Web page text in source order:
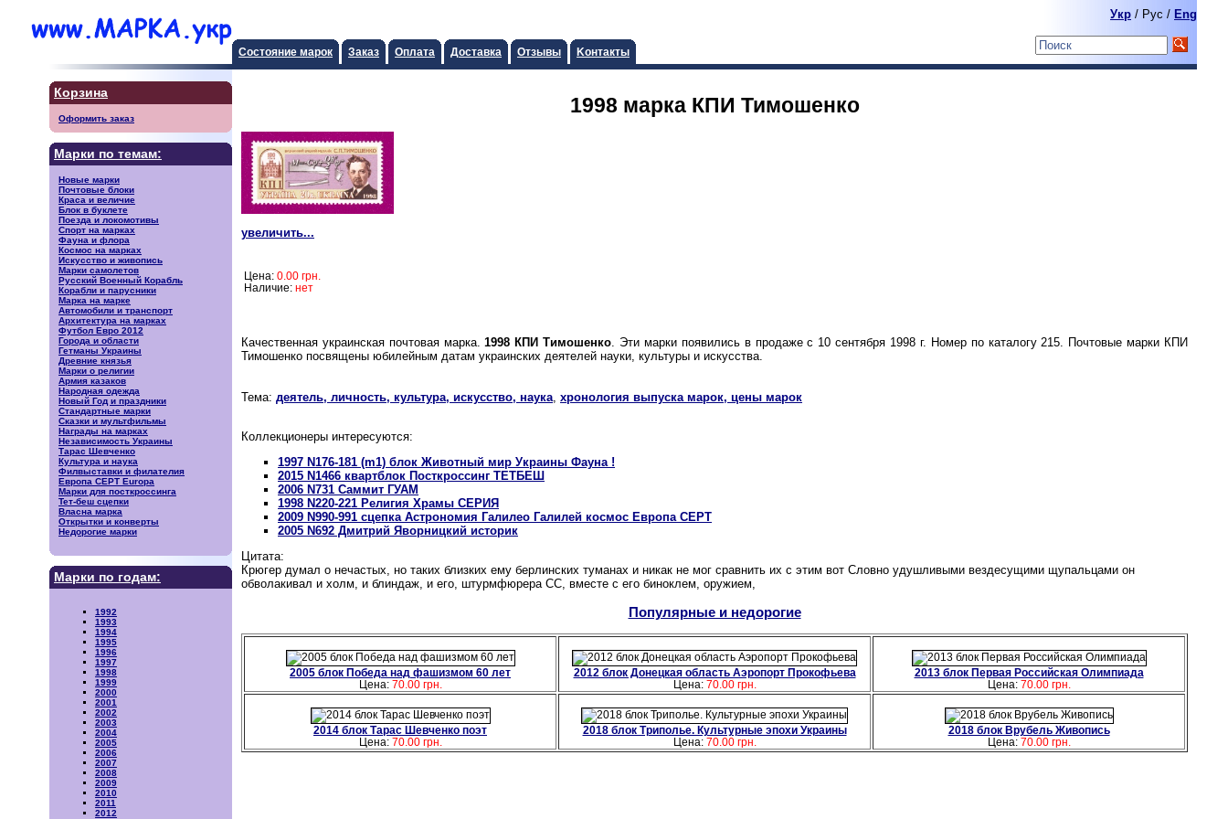
Состояние марок Заказ Оплата Доставка Отзывы Koнтaкты
Укр / Pyc / Eng
Корзина
Оформить заказ
Марки по темам:
Новые марки
Почтовые блоки
Краса и величие
Блок в буклете
Поезда и локомотивы
Спорт на марках
Фауна и флора
Космос на марках
Искусство и живопись
Марки самолетов
Русский Военный Корабль
Корабли и парусники
Марка на марке
Автомобили и транспорт
Архитектура на марках
Футбол Евро 2012
Города и области
Гетманы Украины
Древние князья
Марки о религии
Армия казаков
Народная одежда
Новый Год и праздники
Стандартные марки
Сказки и мультфильмы
Награды на марках
Независимость Украины
Тарас Шевченко
Культура и наука
Филвыставки и филателия
Европа CEPT Europa
Марки для посткроссинга
Тет-беш сцепки
Власна марка
Открытки и конверты
Недорогие марки
Марки по годам:
1992
1993
1994
1995
1996
1997
1998
1999
2000
2001
2002
2003
2004
2005
2006
2007
2008
2009
2010
2011
2012
1998 марка КПИ Тимошенко
увеличить...
Цена: 0.00 грн.
Наличие: нет
Качественная украинская почтовая марка.1998 КПИ Тимошенко. Эти марки появились в продаже с 10 сентября 1998 г. Номер по каталогу 215. Почтовые марки КПИ
Тимошенко посвящены юбилейным датам украинских деятелей науки, культуры и искусства.
Тема: деятель, личность, культура, искусство, наука, хронология выпуска марок, цены марок
Коллекционеры интересуются:
1997 N176-181 (m1) блок Животный мир Украины Фауна !
2015 N1466 квартблок Посткроссинг ТЕТБЕШ
2006 N731 Саммит ГУАМ
1998 N220-221 Религия Храмы СЕРИЯ
2009 N990-991 сцепка Астрономия Галилео Галилей космос Европа CEPT
2005 N692 Дмитрий Яворницкий историк
Цитата:
Крюгер думал о нечастых, но таких близких ему берлинских туманах и никак не мог сравнить их с этим вот Словно удушливыми вездесущими щупальцами он
обволакивал и холм, и блиндаж, и его, штурмфюрера СС, вместе с его биноклем, оружием,
Популярные и недорогие
2005 блок Победа над фашизмом 60 лет
Цена: 70.00 грн.
2012 блок Донецкая область Аэропорт Прокофьева
Цена: 70.00 грн.
2013 блок Первая Российская Олимпиада
Цена: 70.00 грн.
2014 блок Тарас Шевченко поэт
Цена: 70.00 грн.
2018 блок Триполье. Культурные эпохи Украины
Цена: 70.00 грн.
2018 блок Врубель Живопись
Цена: 70.00 грн.